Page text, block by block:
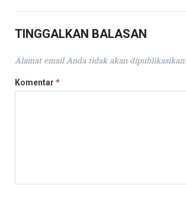
TINGGALKAN BALASAN
Alamat email Anda tidak akan dipublikasikan.
Komentar *